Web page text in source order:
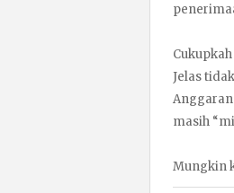
Jelas
masih
Mungkin